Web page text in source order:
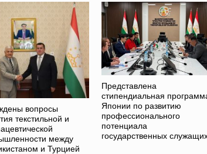
вопросы
текстильной и
между
и Турцией
Представлена
стипендиальная
Японии по развитию
профессионального
потенциала
государственных